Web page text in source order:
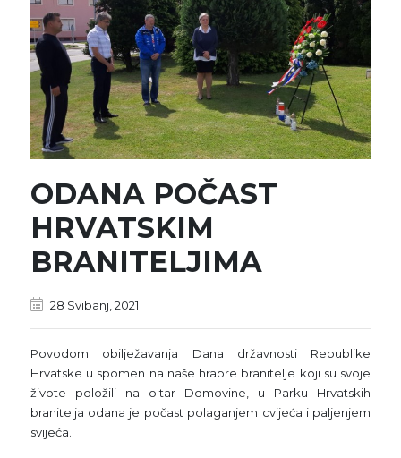
ODANA POČAST
HRVATSKIM
BRANITELJIMA
28 Svibanj, 2021
Povodom obilježavanja Dana državnosti Republike
Hrvatske u spomen na naše hrabre branitelje koji su svoje
živote položili na oltar Domovine, u Parku Hrvatskih
branitelja odana je počast polaganjem cvijeća i paljenjem
svijeća.